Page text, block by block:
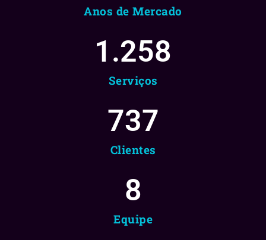
Anos de Mercado
Serviços
1.258
Clientes
737
Equipe
8